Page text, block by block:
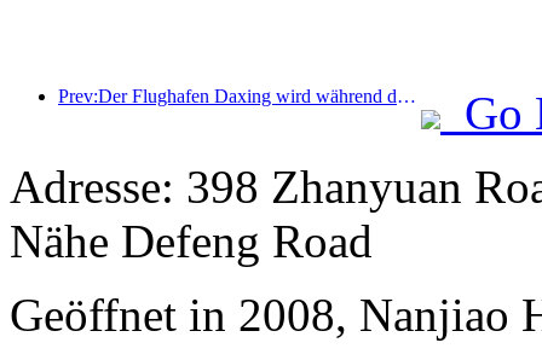
Prev:Der Flughafen Daxing wird während der Feiertage zum „Nationalfeiertag“ im Jahr 2025 über 1,3 Millionen Passagiere befördern
Go
Adresse: 398 Zhanyuan
Nähe Defeng Road
Geöffnet in 2008, Nanjiao